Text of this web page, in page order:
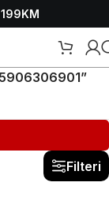
199KM
Filteri